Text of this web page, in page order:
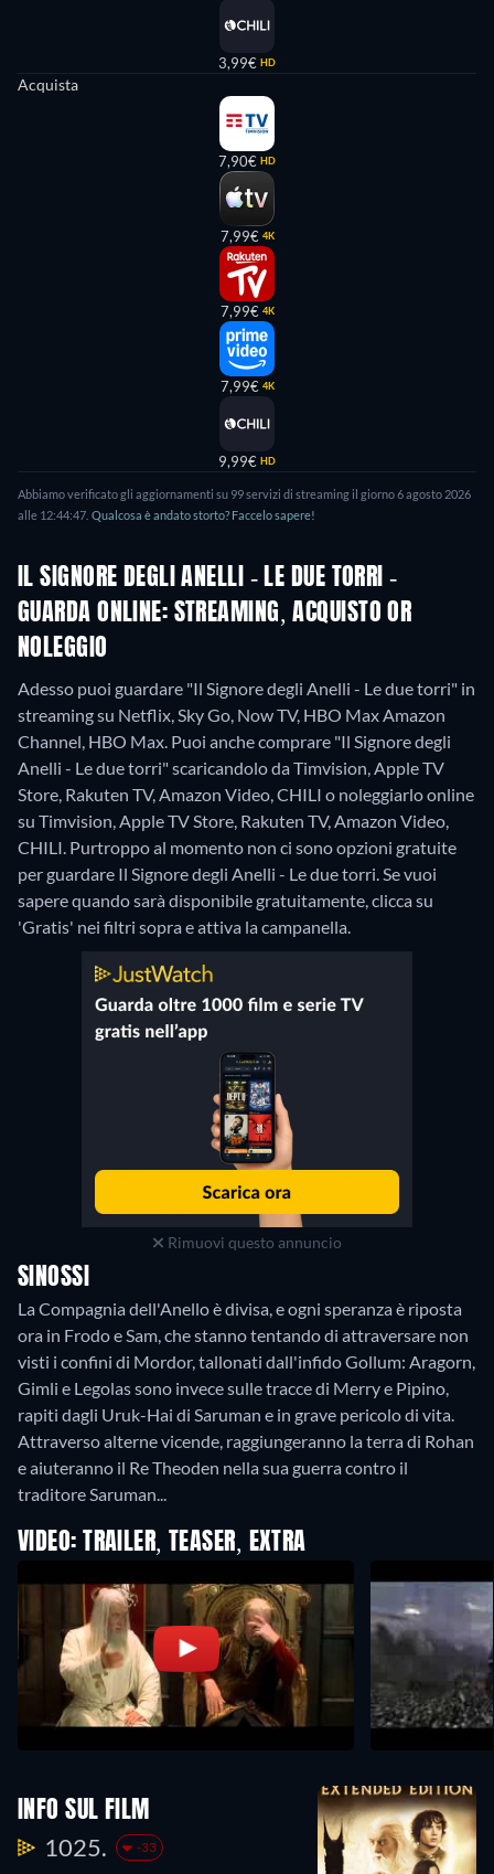
3,99€ HD
Acquista
7,90€ HD
7,99€ 4K
7,99€ 4K
7,99€ 4K
9,99€ HD
Abbiamo verificato gli aggiornamenti su 99 servizi di streaming il giorno 6 agosto 2026
alle 12:44:47. Qualcosa è andato storto? Faccelo sapere!
IL SIGNORE DEGLI ANELLI - LE DUE TORRI -
GUARDA ONLINE: STREAMING, ACQUISTO OR
NOLEGGIO
Adesso puoi guardare "Il Signore degli Anelli - Le due torri" in
streaming su Netflix, Sky Go, Now TV, HBO Max Amazon
Channel, HBO Max. Puoi anche comprare "Il Signore degli
Anelli - Le due torri" scaricandolo da Timvision, Apple TV
Store, Rakuten TV, Amazon Video, CHILI o noleggiarlo online
su Timvision, Apple TV Store, Rakuten TV, Amazon Video,
CHILI. Purtroppo al momento non ci sono opzioni gratuite
per guardare Il Signore degli Anelli - Le due torri. Se vuoi
sapere quando sarà disponibile gratuitamente, clicca su
'Gratis' nei filtri sopra e attiva la campanella.
Rimuovi questo annuncio
SINOSSI
La Compagnia dell'Anello è divisa, e ogni speranza è riposta
ora in Frodo e Sam, che stanno tentando di attraversare non
visti i confini di Mordor, tallonati dall'infido Gollum: Aragorn,
Gimli e Legolas sono invece sulle tracce di Merry e Pipino,
rapiti dagli Uruk-Hai di Saruman e in grave pericolo di vita.
Attraverso alterne vicende, raggiungeranno la terra di Rohan
e aiuteranno il Re Theoden nella sua guerra contro il
traditore Saruman...
VIDEO: TRAILER, TEASER, EXTRA
INFO SUL FILM
1025. -33